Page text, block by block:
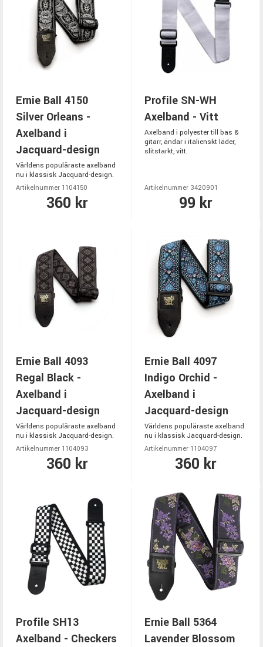
Ernie Ball 4150
Silver Orleans -
Axelband i
Jacquard-design
Världens populäraste axelband
nu i klassisk Jacquard-design.
Artikelnummer 1104150
360 kr
Profile SN-WH
Axelband - Vitt
Axelband i polyester till bas &
gitarr, ändar i italienskt läder,
slitstarkt, vitt.
Artikelnummer 3420901
99 kr
Ernie Ball 4093
Regal Black -
Axelband i
Jacquard-design
Världens populäraste axelband
nu i klassisk Jacquard-design.
Artikelnummer 1104093
360 kr
Ernie Ball 4097
Indigo Orchid -
Axelband i
Jacquard-design
Världens populäraste axelband
nu i klassisk Jacquard-design.
Artikelnummer 1104097
360 kr
Profile SH13
Axelband - Checkers
Ernie Ball 5364
Lavender Blossom